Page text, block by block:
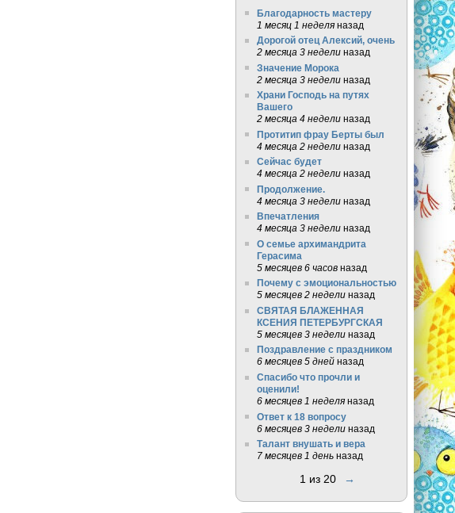
Благодарность мастеру
1 месяц 1 неделяназад
Дорогой отец Алексий, очень
2 месяца 3 неделиназад
Значение Морока
2 месяца 3 неделиназад
Храни Господь на путях
Вашего
2 месяца 4 неделиназад
Протитип фрау Берты был
4 месяца 2 неделиназад
Сейчас будет
4 месяца 2 неделиназад
Продолжение.
4 месяца 3 неделиназад
Впечатления
4 месяца 3 неделиназад
О семье архимандрита
Герасима
5 месяцев 6 часовназад
Почему с эмоциональностью
5 месяцев 2 неделиназад
СВЯТАЯ БЛАЖЕННАЯ
КСЕНИЯ ПЕТЕРБУРГСКАЯ
5 месяцев 3 неделиназад
Поздравление с праздником
6 месяцев 5 днейназад
Спасибо что прочли и
оценили!
6 месяцев 1 неделяназад
Ответ к 18 вопросу
6 месяцев 3 неделиназад
Талант внушать и вера
7 месяцев 1 деньназад
1 из 20 →